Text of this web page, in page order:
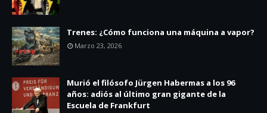
Trenes: ¿Cómo funciona una máquina a vapor?
Marzo 23, 2026
Murió el filósofo Jürgen Habermas a los 96
años: adiós al último gran gigante de la
Escuela de Frankfurt